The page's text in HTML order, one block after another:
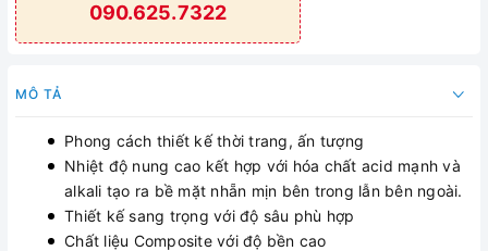
090.625.7322
MÔ TẢ
Phong cách thiết kế thời trang, ấn tượng
Nhiệt độ nung cao kết hợp với hóa chất acid mạnh và
alkali tạo ra bề mặt nhẵn mịn bên trong lẫn bên ngoài.
Thiết kế sang trọng với độ sâu phù hợp
Chất liệu Composite với độ bền cao